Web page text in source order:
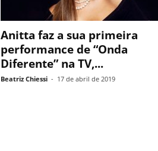
Anitta faz a sua primeira
performance de “Onda
Diferente” na TV,...
Beatriz Chiessi - 17 de abril de 2019